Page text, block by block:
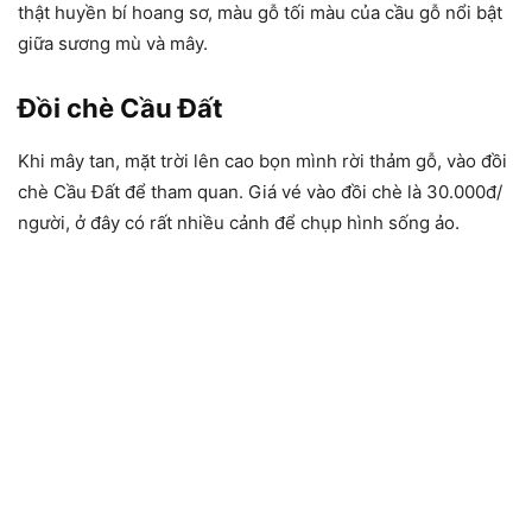
thật huyền bí hoang sơ, màu gỗ tối màu của cầu gỗ nổi bật
giữa sương mù và mây.
Đồi chè Cầu Đất
Khi mây tan, mặt trời lên cao bọn mình rời thảm gỗ, vào đồi
chè Cầu Đất để tham quan. Giá vé vào đồi chè là 30.000đ/
người, ở đây có rất nhiều cảnh để chụp hình sống ảo.